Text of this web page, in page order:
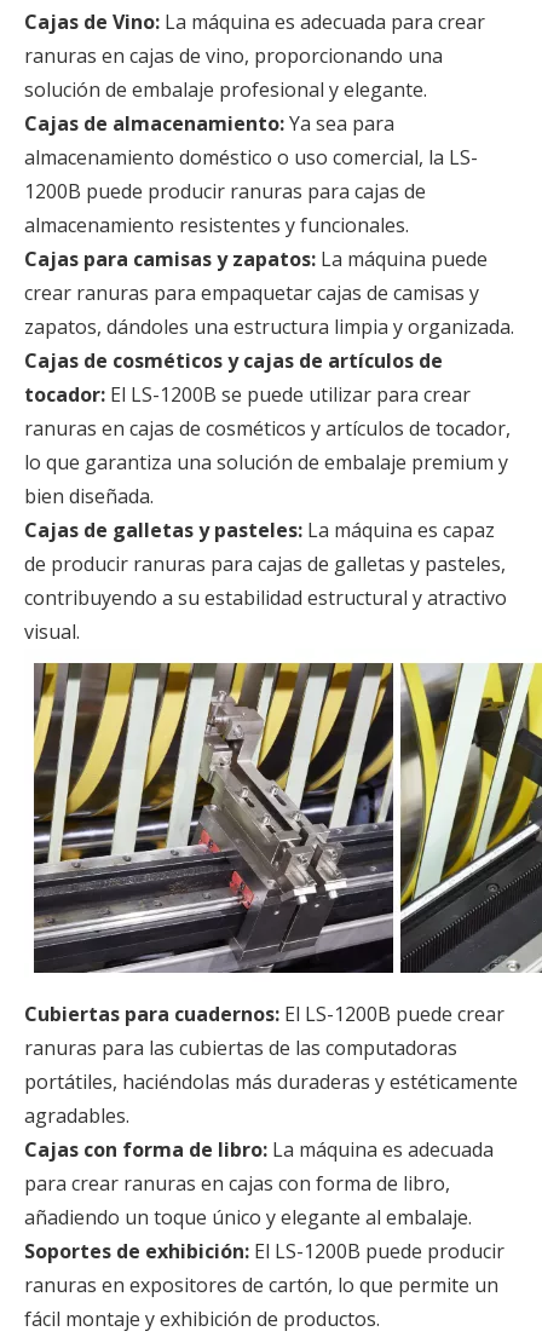
Cajas de Vino: La máquina es adecuada para crear
ranuras en cajas de vino, proporcionando una
solución de embalaje profesional y elegante.
Cajas de almacenamiento:Ya sea para
almacenamiento doméstico o uso comercial, la LS-
1200B puede producir ranuras para cajas de
almacenamiento resistentes y funcionales.
Cajas para camisas y zapatos: La máquina puede
crear ranuras para empaquetar cajas de camisas y
zapatos, dándoles una estructura limpia y organizada.
Cajas de cosméticos y cajas de artículos de
tocador: El LS-1200B se puede utilizar para crear
ranuras en cajas de cosméticos y artículos de tocador,
lo que garantiza una solución de embalaje premium y
bien diseñada.
Cajas de galletas y pasteles: La máquina es capaz
de producir ranuras para cajas de galletas y pasteles,
contribuyendo a su estabilidad estructural y atractivo
visual.
Cubiertas para cuadernos: El LS-1200B puede crear
ranuras para las cubiertas de las computadoras
portátiles, haciéndolas más duraderas y estéticamente
agradables.
Cajas con forma de libro: La máquina es adecuada
para crear ranuras en cajas con forma de libro,
añadiendo un toque único y elegante al embalaje.
Soportes de exhibición: El LS-1200B puede producir
ranuras en expositores de cartón, lo que permite un
fácil montaje y exhibición de productos.